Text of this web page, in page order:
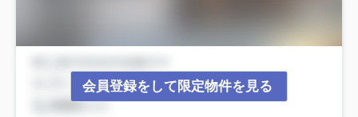
会員登録をして限定物件を見る